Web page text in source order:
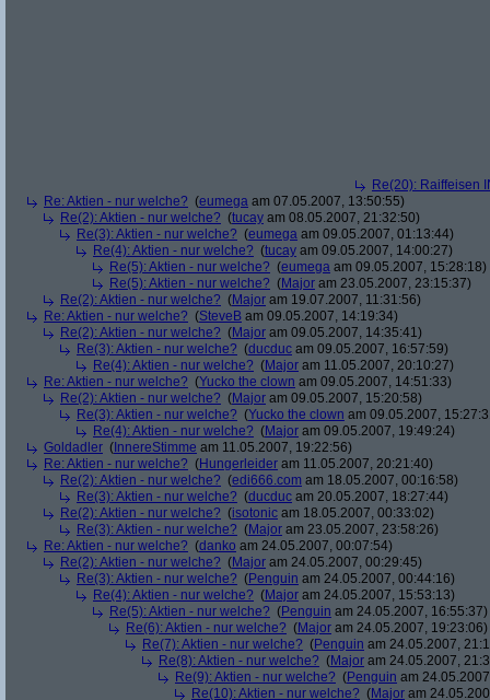
Re(20): Raiffeisen
Re: Aktien - nur welche? (eumega am 07.05.2007, 13:50:55)
Re(2): Aktien - nur welche? (tucay am 08.05.2007, 21:32:50)
Re(3): Aktien - nur welche? (eumega am 09.05.2007, 01:13:44)
Re(4): Aktien - nur welche? (tucay am 09.05.2007, 14:00:27)
Re(5): Aktien - nur welche? (eumega am 09.05.2007, 15:28:18)
Re(5): Aktien - nur welche? (Major am 23.05.2007, 23:15:37)
Re(2): Aktien - nur welche? (Major am 19.07.2007, 11:31:56)
Re: Aktien - nur welche? (SteveB am 09.05.2007, 14:19:34)
Re(2): Aktien - nur welche? (Major am 09.05.2007, 14:35:41)
Re(3): Aktien - nur welche? (ducduc am 09.05.2007, 16:57:59)
Re(4): Aktien - nur welche? (Major am 11.05.2007, 20:10:27)
Re: Aktien - nur welche? (Yucko the clown am 09.05.2007, 14:51:33)
Re(2): Aktien - nur welche? (Major am 09.05.2007, 15:20:58)
Re(3): Aktien - nur welche? (Yucko the clown am 09.05.2007,
Re(4): Aktien - nur welche? (Major am 09.05.2007, 19:49:24)
Goldadler ( InnereStimme am 11.05.2007, 19:22:56)
Re: Aktien - nur welche? (Hungerleider am 11.05.2007, 20:21:40)
Re(2): Aktien - nur welche? (edi666.com am 18.05.2007, 00:16:58)
Re(3): Aktien - nur welche? (ducduc am 20.05.2007, 18:27:44)
Re(2): Aktien - nur welche? (isotonic am 18.05.2007, 00:33:02)
Re(3): Aktien - nur welche? (Major am 23.05.2007, 23:58:26)
Re: Aktien - nur welche? (danko am 24.05.2007, 00:07:54)
Re(2): Aktien - nur welche? (Major am 24.05.2007, 00:29:45)
Re(3): Aktien - nur welche? (Penguin am 24.05.2007, 00:44:16)
Re(4): Aktien - nur welche? (Major am 24.05.2007, 15:53:13)
Re(5): Aktien - nur welche? (Penguin am 24.05.2007, 16:55:37)
Re(6): Aktien - nur welche? (Major am 24.05.2007, 19:23:06)
Re(7): Aktien - nur welche? (Penguin am 24.05.2007,
Re(8): Aktien - nur welche? (Major am 24.05.2007,
Re(9): Aktien - nur welche? (Penguin am
Re(10): Aktien - nur welche? (Major am